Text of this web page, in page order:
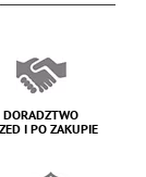
DORADZTWO
I PO ZAKUPIE